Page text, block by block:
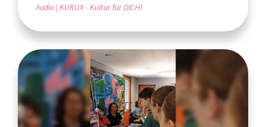
Audio KURUX - Kultur für DICH!